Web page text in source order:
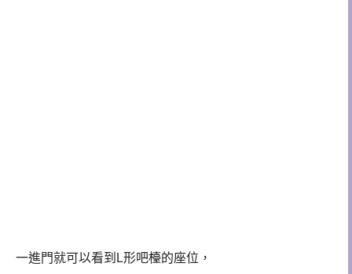
一進門就可以看到L形吧檯的座位，